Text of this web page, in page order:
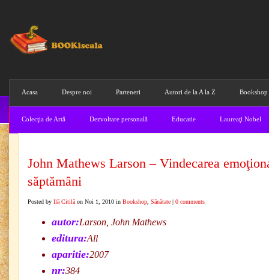
Acasa Despre noi Parteneri Autori de la A la Z Bookshop
Colecţia de Artă Dezvoltare personală Educatie Laureaţi Nobel
John Mathews Larson – Vindecarea
săptămâni
Posted by Ilă Citilă on Noi 1, 2010 in Bookshop Sănătate | 0 comments
autor:Larson, John Mathews
editura:All
aparitie:2007
nr:384